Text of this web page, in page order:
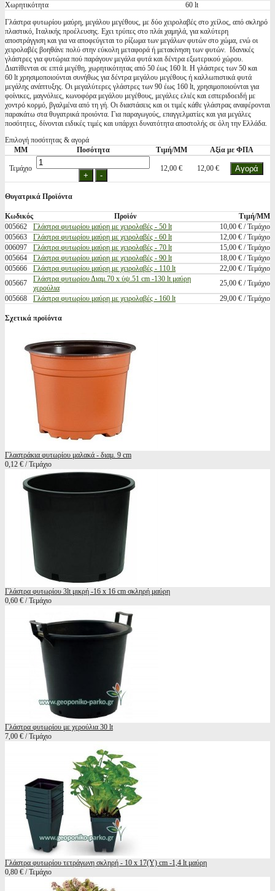
Χωρητικότητα
60 lt
Γλάστρα φυτωρίου μαύρη, μεγάλου μεγέθους, με δύο χειρολαβές στο χείλος, από σκληρό
πλαστικό, Ιταλικής προέλευσης. Εχει τρύπες στο πλάι χαμηλά, για καλύτερη
αποστράγγιση και για να αποφεύγεται το ρίζωμα των μεγάλων φυτών στο χώμα, ενώ οι
χειρολαβές βοηθάνε πολύ στην εύκολη μεταφορά ή μετακίνηση των φυτών. Ιδανικές
γλάστρες για φυτώρια πού παράγουν μεγάλα φυτά και δέντρα εξωτερικού χώρου.
Διατίθενται σε επτά μεγέθη, χωρητικότητας από 50 έως 160 lt. Η γλάστρες των 50 και
60 lt χρησιμοποιούνται συνήθως για δέντρα μεγάλου μεγέθους ή καλλωπιστικά φυτά
μεγάλης ανάπτυξης. Οι μεγαλύτερες γλάστρες των 90 έως 160 lt, χρησιμοποιούνται για
φοίνικες, μαγνόλιες, κωνοφόρα μεγάλου μεγέθους, μεγάλες ελιές και εσπεριδοειδή με
χοντρό κορμό, βγαλμένα από τη γή. Οι διαστάσεις και οι τιμές κάθε γλάστρας αναφέρονται
παρακάτω στα θυγατρικά προιόντα. Για παραγωγούς, επαγγελματίες και για μεγάλες
ποσότητες, δίνονται ειδικές τιμές και υπάρχει δυνατότητα αποστολής σε όλη την Ελλάδα.
Επιλογή ποσότητας & αγορά
ΜΜ
Ποσότητα Τιμή/ΜΜ Αξία με ΦΠΑ
Τεμάχιο 12,00 € 12,00 €
Θυγατρικά Προϊόντα
Κωδικός Προϊόν
Τιμή/ΜΜ
005662
Γλάστρα φυτωρίου μαύρη με χειρολαβές - 50 lt
10,00 € / Τεμάχιο
005663
Γλάστρα φυτωρίου μαύρη με χειρολαβές - 60 lt
12,00 € / Τεμάχιο
006097
Γλάστρα φυτωρίου μαύρη με χειρολαβές - 70 lt
15,00 € / Τεμάχιο
005664
Γλάστρα φυτωρίου μαύρη με χειρολαβές - 90 lt
18,00 € / Τεμάχιο
005666
Γλάστρα φυτωρίου μαύρη με χειρολαβές - 110 lt
22,00 € / Τεμάχιο
005667
Γλάστρα φυτωρίου Διαμ.70 x ύψ.51 cm -130 lt μαύρη
χερούλια
25,00 € / Τεμάχιο
005668
Γλάστρα φυτωρίου μαύρη με χειρολαβές - 160 lt 29,00 € / Τεμάχιο
Σχετικά προϊόντα
Γλαστράκια φυτωρίου μαλακά - διαμ. 9 cm
0,12 € / Τεμάχιο
Γλάστρα φυτωρίου 3lt μικρή -16 x 16 cm σκληρή μαύρη
0,60 € / Τεμάχιο
Γλάστρα φυτωρίου με χερούλια 30 lt
7,00 € / Τεμάχιο
Γλάστρα φυτωρίου τετράγωνη σκληρή - 10 x 17(Υ) cm -1,4 lt μαύρη
0,80 € / Τεμάχιο